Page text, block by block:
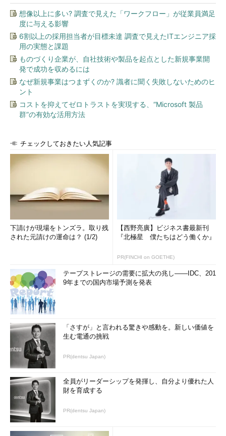
想像以上に多い? 調査で見えた「ワークフロー」が従業員満足
度に与える影響
6割以上の採用担当者が目標未達 調査で見えたITエンジニア採
用の実態と課題
ものづくり企業が、自社技術や製品を起点とした新規事業開
発で成功を収めるには
なぜ新規事業はつまずくのか? 識者に聞く失敗しないためのヒ
ント
コストを抑えてゼロトラストを実現する、“Microsoft 製品
群”の有効な活用方法
チェックしておきたい人気記事
下請けが現場をトンズラ。取り残
された元請けの運命は？ (1/2)
【西野亮廣】ビジネス書最新刊
『北極星 僕たちはどう働くか』
PR(FINCHI on GOETHE)
テープストレージの需要に拡大の兆し――IDC、201
9年までの国内市場予測を発表
「さすが」と言われる驚きや感動を。新しい価値を
生む電通の挑戦
PR(dentsu Japan)
全員がリーダーシップを発揮し、自分より優れた人
財を育成する
PR(dentsu Japan)